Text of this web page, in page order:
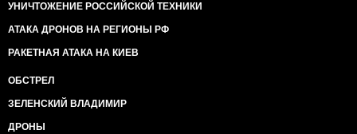
УНИЧТОЖЕНИЕ РОССИЙСКОЙ ТЕХНИКИ
АТАКА ДРОНОВ НА РЕГИОНЫ РФ
РАКЕТНАЯ АТАКА НА КИЕВ
ОБСТРЕЛ
ЗЕЛЕНСКИЙ ВЛАДИМИР
ДРОНЫ